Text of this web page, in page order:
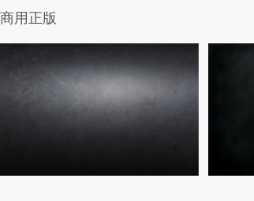
商用正版